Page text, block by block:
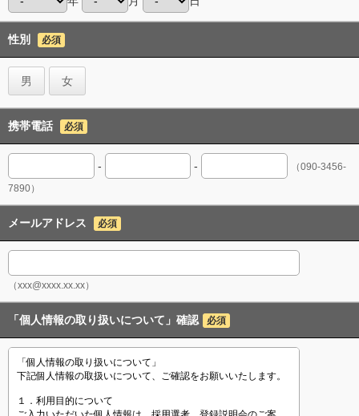
性別 必須
男 女
携帯電話 必須
- -
（090-3456-
7890）
メールアドレス 必須
（xxx@xxxx.xx.xx）
「個人情報の取り扱いについて」確認 必須